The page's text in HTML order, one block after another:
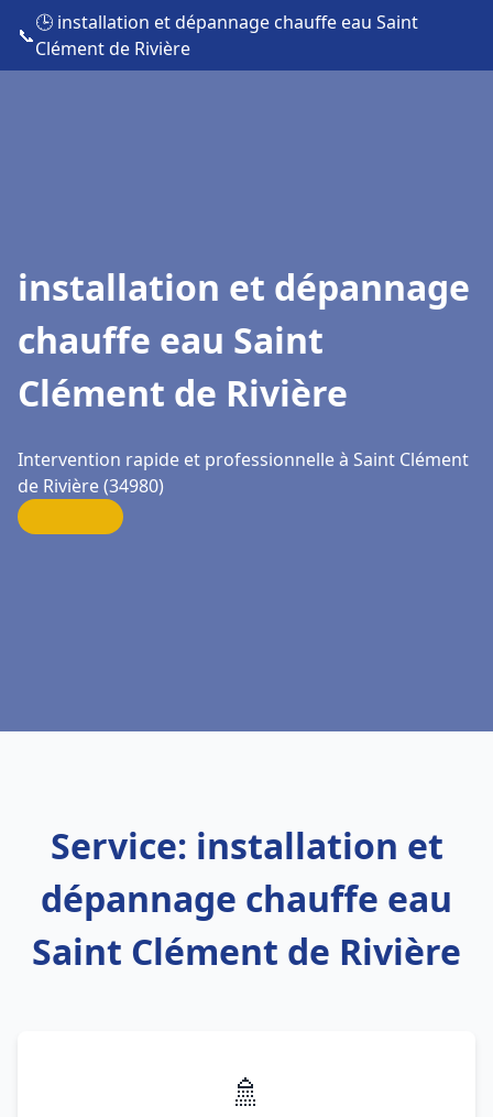
📞
🕒 installation et dépannage chauffe eau Saint
Clément de Rivière
installation et dépannage
chauffe eau Saint
Clément de Rivière
Intervention rapide et professionnelle à Saint Clément
de Rivière (34980)
Service: installation et
dépannage chauffe eau
Saint Clément de Rivière
🚿